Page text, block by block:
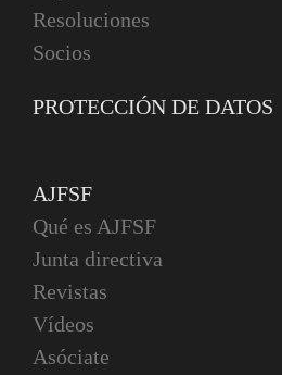
Resoluciones
Socios
PROTECCIÓN DE DATOS
AJFSF
Qué es AJFSF
Junta directiva
Revistas
Vídeos
Asóciate